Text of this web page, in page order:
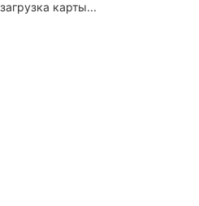
загрузка карты...